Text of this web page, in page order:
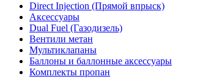
Direct Injection (Прямой впрыск)
Аксессуары
Dual Fuel (Газодизель)
Вентили метан
Мультиклапаны
Баллоны и баллонные аксессуары
Комплекты пропан